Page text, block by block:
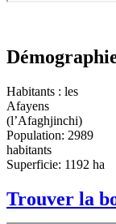
Habitants : les
Afayens
(l’Afaghjinchi)
Population: 2989
habitants
Superficie: 1192 ha
Trouver la